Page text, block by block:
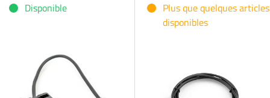
Disponible
Plus que quelques articles
disponibles